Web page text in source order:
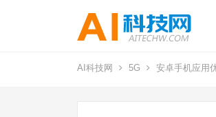
AI科技网 5G 安卓手机应用